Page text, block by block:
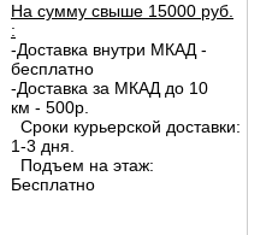
На сумму свыше 15000 руб.
:
-Доставка внутри МКАД -
бесплатно
-Доставка за МКАД до 10
км - 500р.
Сроки курьерской доставки:
1-3 дня.
Подъем на этаж:
Бесплатно